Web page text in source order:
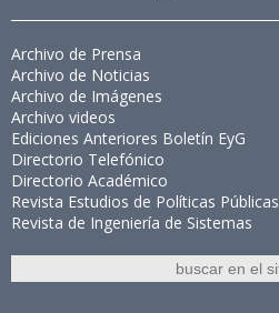
Archivo de Prensa
Archivo de Noticias
Archivo de Imágenes
Archivo videos
Ediciones Anteriores Boletín EyG
Directorio Telefónico
Directorio Académico
Revista Estudios de Políticas Públicas
Revista de Ingeniería de Sistemas